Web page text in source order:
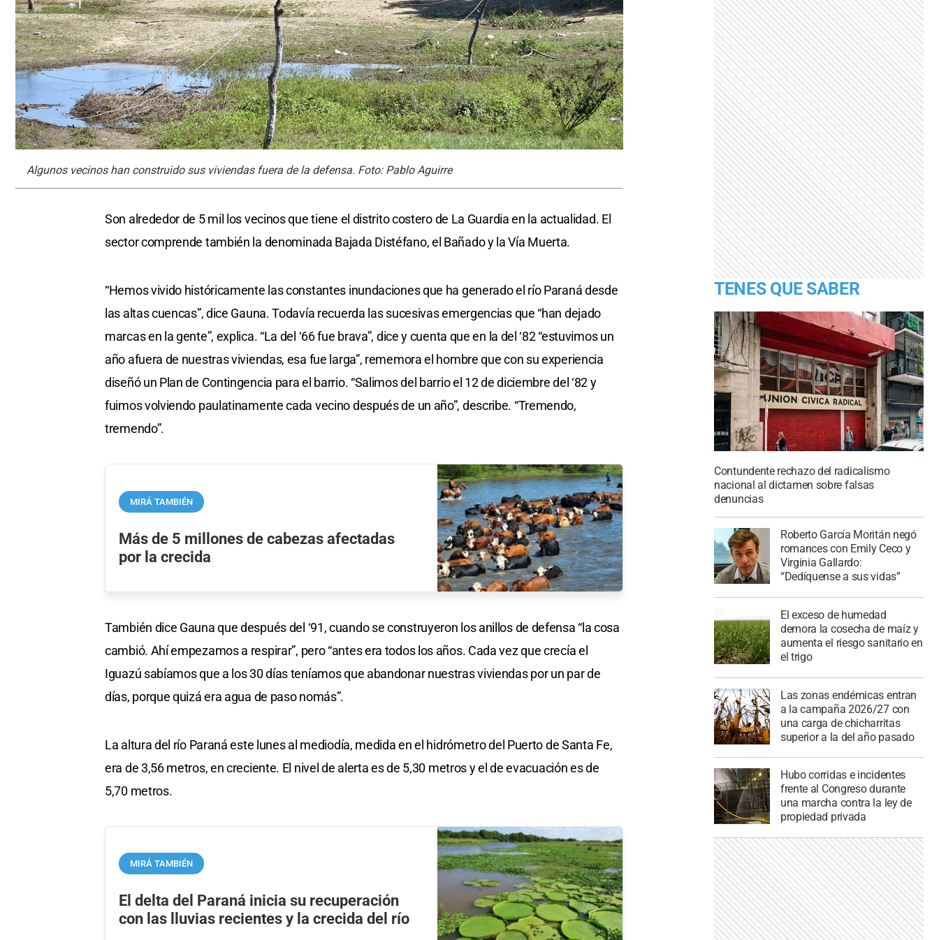
Algunos vecinos han construido sus viviendas fuera de la defensa. Foto: Pablo Aguirre
Son alrededor de 5 mil los vecinos que tiene el distrito costero de La Guardia en la actualidad. El
sector comprende también la denominada Bajada Distéfano, el Bañado y la Vía Muerta.
“Hemos vivido históricamente las constantes inundaciones que ha generado el río Paraná desde
las altas cuencas”, dice Gauna. Todavía recuerda las sucesivas emergencias que “han dejado
marcas en la gente”, explica. “La del ‘66 fue brava”, dice y cuenta que en la del ‘82 “estuvimos un
año afuera de nuestras viviendas, esa fue larga”, rememora el hombre que con su experiencia
diseñó un Plan de Contingencia para el barrio. “Salimos del barrio el 12 de diciembre del ‘82 y
fuimos volviendo paulatinamente cada vecino después de un año”, describe. “Tremendo,
tremendo”.
MIRÁ TAMBIÉN
Más de 5 millones de cabezas afectadas
por la crecida
También dice Gauna que después del ‘91, cuando se construyeron los anillos de defensa “la cosa
cambió. Ahí empezamos a respirar”, pero “antes era todos los años. Cada vez que crecía el
Iguazú sabíamos que a los 30 días teníamos que abandonar nuestras viviendas por un par de
días, porque quizá era agua de paso nomás”.
La altura del río Paraná este lunes al mediodía, medida en el hidrómetro del Puerto de Santa Fe,
era de 3,56 metros, en creciente. El nivel de alerta es de 5,30 metros y el de evacuación es de
5,70 metros.
MIRÁ TAMBIÉN
El delta del Paraná inicia su recuperación
con las lluvias recientes y la crecida del río
TENES QUE SABER
Contundente rechazo del radicalismo
nacional al dictamen sobre falsas
denuncias
Roberto García Moritán negó
romances con Emily Ceco y
Virginia Gallardo:
“Dedíquense a sus vidas”
El exceso de humedad
demora la cosecha de maíz y
aumenta el riesgo sanitario en
el trigo
Las zonas endémicas entran
a la campaña 2026/27 con
una carga de chicharritas
superior a la del año pasado
Hubo corridas e incidentes
frente al Congreso durante
una marcha contra la ley de
propiedad privada